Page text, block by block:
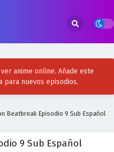
anime online. Añade este
para nuevos episodios.
Beatbreak Episodio 9 Sub Español
9 Sub Español